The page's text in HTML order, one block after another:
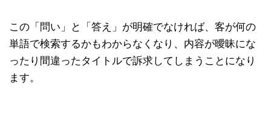
この「問い」と「答え」が明確でなければ、客が何の
単語で検索するかもわからなくなり、内容が曖昧にな
ったり間違ったタイトルで訴求してしまうことになり
ます。